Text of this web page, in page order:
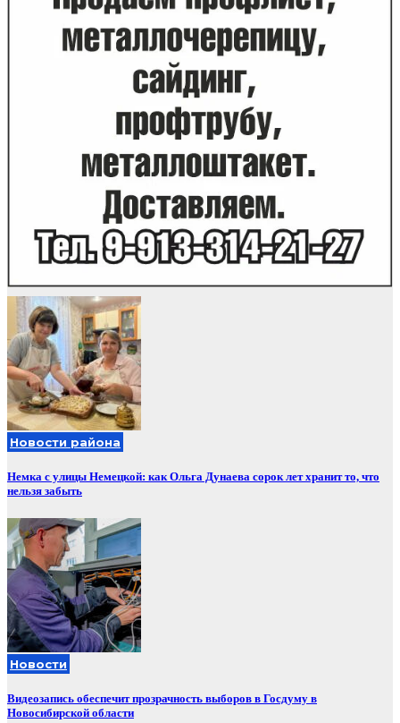
Новости района
Немка с улицы Немецкой: как Ольга Дунаева сорок лет хранит то, что
нельзя забыть
Новости
Видеозапись обеспечит прозрачность выборов в Госдуму в
Новосибирской области